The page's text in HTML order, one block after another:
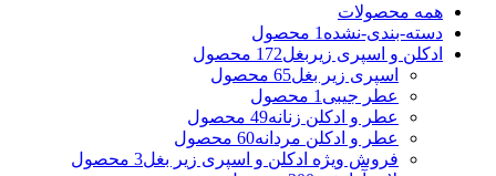
همه محصولات
دسته-بندی-نشده 1 محصول
ادکلن و اسپری زیربغل172 محصول
اسپری زیر بغل65 محصول
عطر جیبی 1 محصول
عطر و ادکلن زنانه49 محصول
عطر و ادکلن مردانه60 محصول
فروش ویژه ادکلن و اسپری زیر بغل3 محصول